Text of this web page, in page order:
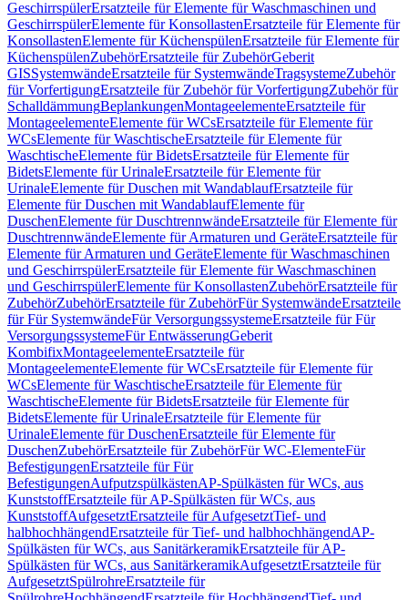
GeschirrspülerErsatzteile für Elemente für Waschmaschinen und
GeschirrspülerElemente für KonsollastenErsatzteile für Elemente für
KonsollastenElemente für KüchenspülenErsatzteile für Elemente für
KüchenspülenZubehörErsatzteile für ZubehörGeberit
GISSystemwändeErsatzteile für SystemwändeTragsystemeZubehör
für VorfertigungErsatzteile für Zubehör für VorfertigungZubehör für
SchalldämmungBeplankungenMontageelementeErsatzteile für
MontageelementeElemente für WCsErsatzteile für Elemente für
WCsElemente für WaschtischeErsatzteile für Elemente für
WaschtischeElemente für BidetsErsatzteile für Elemente für
BidetsElemente für UrinaleErsatzteile für Elemente für
UrinaleElemente für Duschen mit WandablaufErsatzteile für
Elemente für Duschen mit WandablaufElemente für
DuschenElemente für DuschtrennwändeErsatzteile für Elemente für
DuschtrennwändeElemente für Armaturen und GeräteErsatzteile für
Elemente für Armaturen und GeräteElemente für Waschmaschinen
und GeschirrspülerErsatzteile für Elemente für Waschmaschinen
und GeschirrspülerElemente für KonsollastenZubehörErsatzteile für
ZubehörZubehörErsatzteile für ZubehörFür SystemwändeErsatzteile
für Für SystemwändeFür VersorgungssystemeErsatzteile für Für
VersorgungssystemeFür EntwässerungGeberit
KombifixMontageelementeErsatzteile für
MontageelementeElemente für WCsErsatzteile für Elemente für
WCsElemente für WaschtischeErsatzteile für Elemente für
WaschtischeElemente für BidetsErsatzteile für Elemente für
BidetsElemente für UrinaleErsatzteile für Elemente für
UrinaleElemente für DuschenErsatzteile für Elemente für
DuschenZubehörErsatzteile für ZubehörFür WC-ElementeFür
BefestigungenErsatzteile für Für
BefestigungenAufputzspülkästenAP-Spülkästen für WCs, aus
KunststoffErsatzteile für AP-Spülkästen für WCs, aus
KunststoffAufgesetztErsatzteile für AufgesetztTief- und
halbhochhängendErsatzteile für Tief- und halbhochhängendAP-
Spülkästen für WCs, aus SanitärkeramikErsatzteile für AP-
Spülkästen für WCs, aus SanitärkeramikAufgesetztErsatzteile für
AufgesetztSpülrohreErsatzteile für